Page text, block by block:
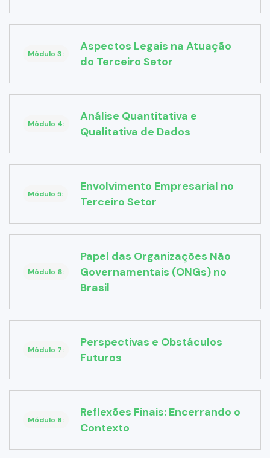
Módulo 3:
Aspectos Legais na Atuação
do Terceiro Setor
Módulo 4:
Análise Quantitativa e
Qualitativa de Dados
Módulo 5:
Envolvimento Empresarial no
Terceiro Setor
Módulo 6:
Papel das Organizações Não
Governamentais (ONGs) no
Brasil
Módulo 7:
Perspectivas e Obstáculos
Futuros
Módulo 8:
Reflexões Finais: Encerrando o
Contexto